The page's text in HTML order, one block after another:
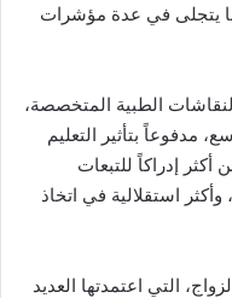
يتجلى في عدة مؤشرات
الطبية المتخصصة،
مدفوعاً بتأثير التعليم
أكثر إدراكاً للتبعات
استقلالية في اتخاذ
التي اعتمدتها العديد